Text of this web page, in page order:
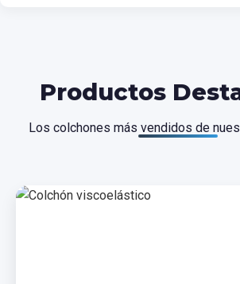
Productos
Los colchones más vendidos de